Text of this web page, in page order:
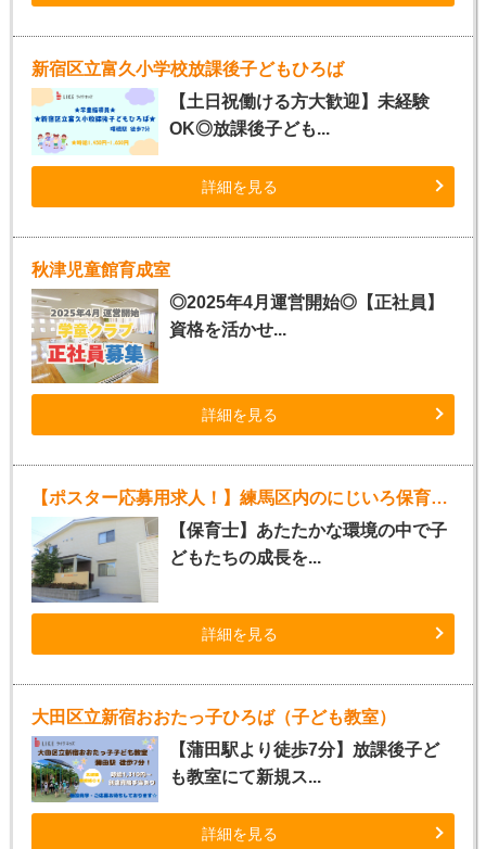
新宿区立富久小学校放課後子どもひろば
【土日祝働ける方大歓迎】未経験
OK◎放課後子ども...
詳細を見る
秋津児童館育成室
◎2025年4月運営開始◎【正社員】
資格を活かせ...
詳細を見る
【ポスター応募用求人！】練馬区内のにじいろ保育園（正社員）
【保育士】あたたかな環境の中で子
どもたちの成長を...
詳細を見る
大田区立新宿おおたっ子ひろば（子ども教室）
【蒲田駅より徒歩7分】放課後子ど
も教室にて新規ス...
詳細を見る